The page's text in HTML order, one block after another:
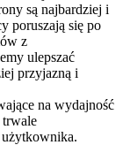
są najbardziej i
poruszają się po
z
ulepszać
przyjazną i
na wydajność
trwale
użytkownika.